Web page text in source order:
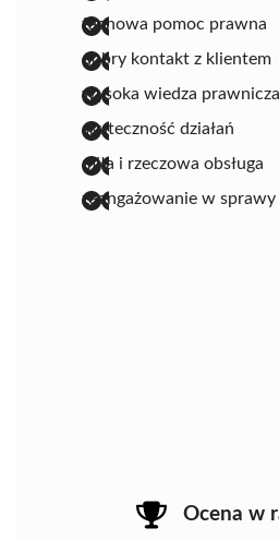
fachowa pomoc prawna
dobry kontakt z klientem
wysoka wiedza prawnicza
skuteczność działań
miła i rzeczowa obsługa
zaangażowanie w sprawy
Ocena w